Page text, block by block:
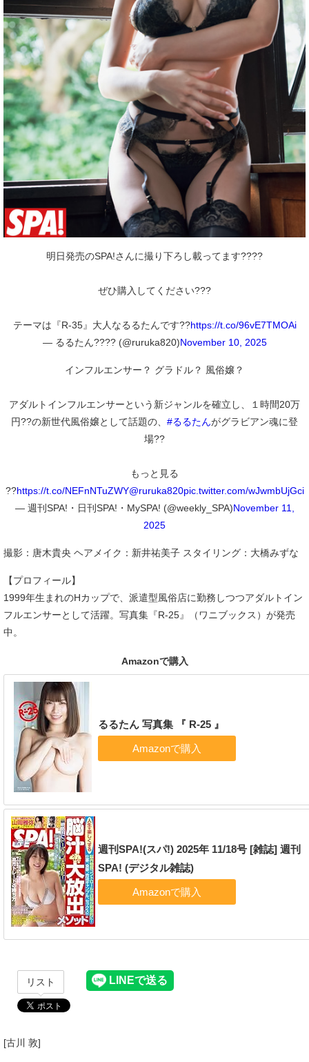
明日発売のSPA!さんに撮り下ろし載ってます????
ぜひ購入してください???
テーマは『R-35』大人なるるたんです??https://t.co/96vE7TMOAi
— るるたん???? (@ruruka820)November 10, 2025
インフルエンサー？ グラドル？ 風俗嬢？
アダルトインフルエンサーという新ジャンルを確立し、１時間20万
円??の新世代風俗嬢として話題の、 #るるたんがグラビアン魂に登
場??
もっと見る
??https://t.co/NEFnNTuZWY@ruruka820pic.twitter.com/wJwmbUjGci
— 週刊SPA!・日刊SPA!・MySPA! (@weekly_SPA)November 11,
2025
撮影：唐木貴央 ヘアメイク：新井祐美子 スタイリング：大橋みずな
【プロフィール】
1999年生まれのHカップで、派遣型風俗店に勤務しつつアダルトイン
フルエンサーとして活躍。写真集『R-25』（ワニブックス）が発売
中。
Amazonで購入
るるたん 写真集 『 R-25 』
週刊SPA!(スパ!) 2025年 11/18号 [雑誌] 週刊
SPA! (デジタル雑誌)
リスト
[古川 敦]